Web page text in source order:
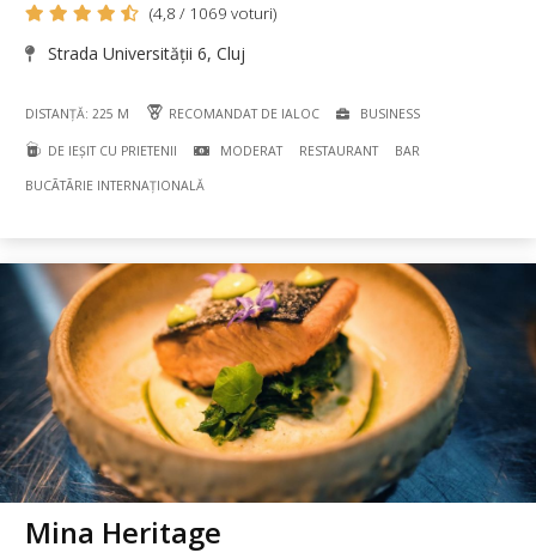
(4,8 / 1069 voturi)
Strada Universității 6, Cluj
DISTANȚĂ: 225 M RECOMANDAT DE IALOC BUSINESS
DE IEȘIT CU PRIETENII MODERAT RESTAURANT BAR
BUCÃTÃRIE INTERNAȚIONALĂ
Mina Heritage